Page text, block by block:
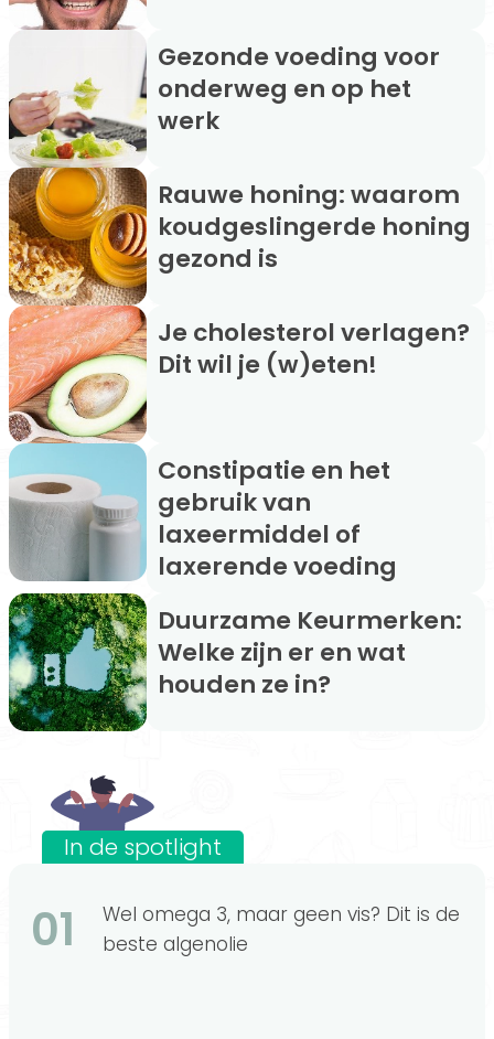
Gezonde voeding voor
onderweg en op het
werk
Rauwe honing: waarom
koudgeslingerde honing
gezond is
Je cholesterol verlagen?
Dit wil je (w)eten!
Constipatie en het
gebruik van
laxeermiddel of
laxerende voeding
Duurzame Keurmerken:
Welke zijn er en wat
houden ze in?
In de spotlight
01
Wel omega 3, maar geen vis? Dit is de
beste algenolie